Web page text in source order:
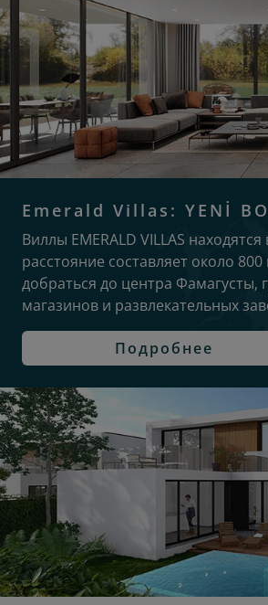
Emerald Villas: YENİ
Виллы EMERALD VILLAS
расстояние составляет около
добраться до центра Фамагусты,
магазинов и развлекательных
Подробнее